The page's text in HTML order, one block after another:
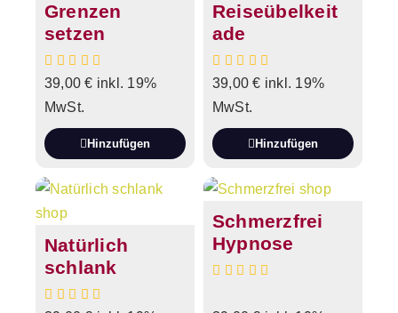
Grenzen
setzen
39,00€ inkl. 19%
MwSt.
Hinzufügen
Reiseübelkeit
ade
39,00€ inkl. 19%
MwSt.
Hinzufügen
Natürlich
schlank
Schmerzfrei
Hypnose